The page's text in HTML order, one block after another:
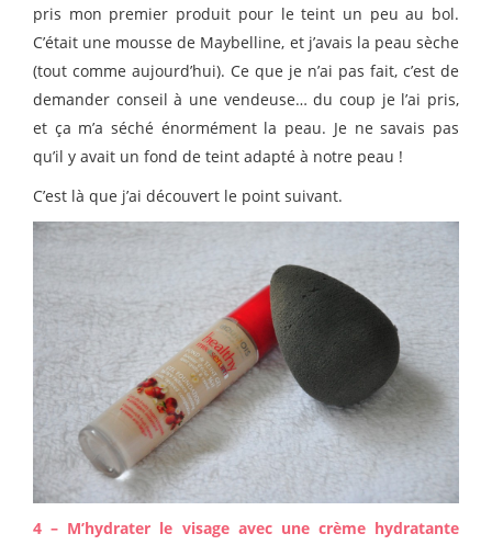
pris mon premier produit pour le teint un peu au bol.
C’était une mousse de Maybelline, et j’avais la peau sèche
(tout comme aujourd’hui). Ce que je n’ai pas fait, c’est de
demander conseil à une vendeuse… du coup je l’ai pris,
et ça m’a séché énormément la peau. Je ne savais pas
qu’il y avait un fond de teint adapté à notre peau !
C’est là que j’ai découvert le point suivant.
4 – M’hydrater le visage avec une crème hydratante